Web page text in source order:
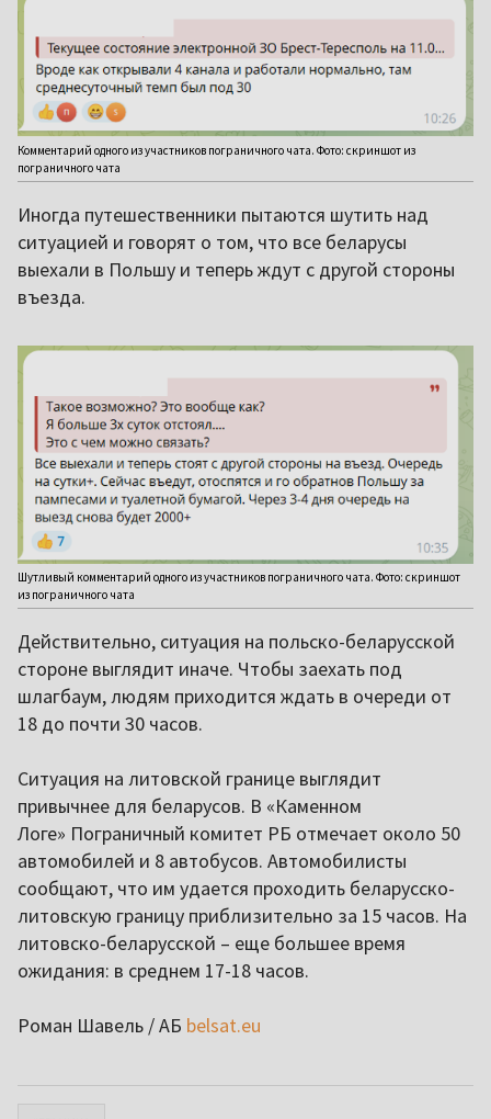
Комментарий одного из участников пограничного чата. Фото: скриншот из
пограничного чата
Иногда путешественники пытаются шутить над
ситуацией и говорят о том, что все беларусы
выехали в Польшу и теперь ждут с другой стороны
въезда.
Шутливый комментарий одного из участников пограничного чата. Фото: скриншот
из пограничного чата
Действительно, ситуация на польско-беларусской
стороне выглядит иначе. Чтобы заехать под
шлагбаум, людям приходится ждать в очереди от
18 до почти 30 часов.
Ситуация на литовской границе выглядит
привычнее для беларусов. В «Каменном
Логе» Пограничный комитет РБ отмечает около 50
автомобилей и 8 автобусов. Автомобилисты
сообщают, что им удается проходить беларусско-
литовскую границу приблизительно за 15 часов. На
литовско-беларусской – еще большее время
ожидания: в среднем 17-18 часов.
Роман Шавель / АБ belsat.eu